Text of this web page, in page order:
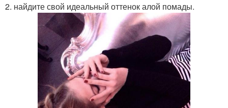
2. найдите свой идеальный оттенок алой помады.